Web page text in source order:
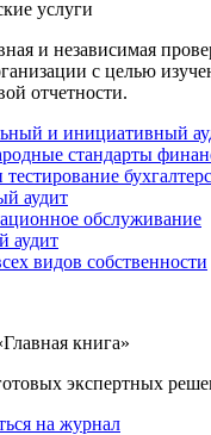
услуги
и независимая
с целью
отчетности.
и инициативный
стандарты
аудит
обслуживание
аудит
видов собственности
книга»
экспертных
на журнал